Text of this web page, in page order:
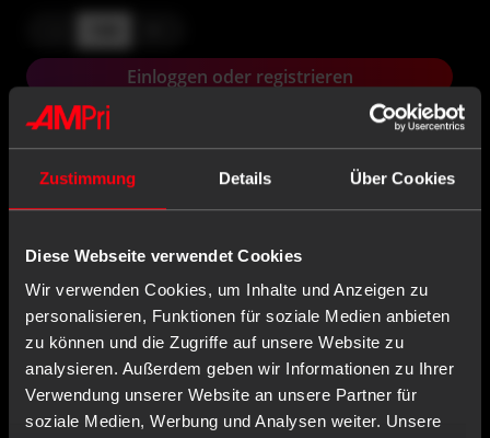
Zustimmung Details Über Cookies
Diese Webseite verwendet Cookies
Wir verwenden Cookies, um Inhalte und Anzeigen zu
personalisieren, Funktionen für soziale Medien anbieten
zu können und die Zugriffe auf unsere Website zu
analysieren. Außerdem geben wir Informationen zu Ihrer
Verwendung unserer Website an unsere Partner für
soziale Medien, Werbung und Analysen weiter. Unsere
Einloggen oder registrieren
Eigenschaften
Hersteller Infos
Dokumente